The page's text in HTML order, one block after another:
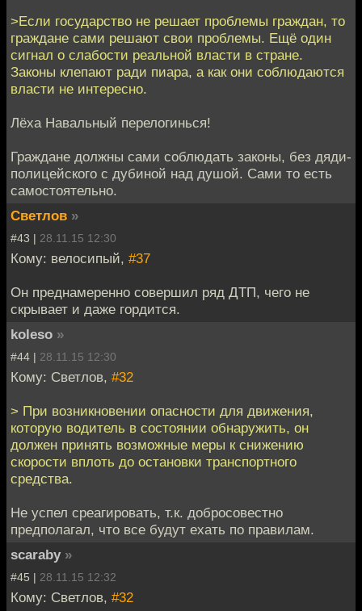
>Если государство не решает проблемы граждан, то
граждане сами решают свои проблемы. Ещё один
сигнал о слабости реальной власти в стране.
Законы клепают ради пиара, а как они соблюдаются
власти не интересно.
Лёха Навальный перелогинься!
Граждане должны сами соблюдать законы, без дяди-
полицейского с дубиной над душой. Сами то есть
самостоятельно.
Светлов »
#43 | 28.11.15 12:30
Кому: велосипый, #37
Он преднамеренно совершил ряд ДТП, чего не
скрывает и даже гордится.
koleso »
#44 | 28.11.15 12:30
Кому: Светлов, #32
> При возникновении опасности для движения,
которую водитель в состоянии обнаружить, он
должен принять возможные меры к снижению
скорости вплоть до остановки транспортного
средства.
Не успел среагировать, т.к. добросовестно
предполагал, что все будут ехать по правилам.
scaraby »
#45 | 28.11.15 12:32
Кому: Светлов, #32